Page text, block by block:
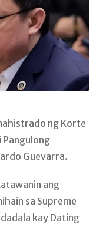
ng Korte
Pangulong
Guevarra.
ang
sa Supreme
kay Dating